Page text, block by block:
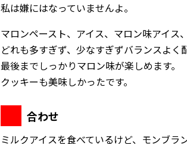
私は嫌にはなっていませんよ。
マロンペースト、アイス、マロン味アイス
どれも多すぎず、少なすぎずバランスよく
最後までしっかりマロン味が楽しめます。
クッキーも美味しかったです。
合わせ
ミルクアイスを食べているけど、モンブラ